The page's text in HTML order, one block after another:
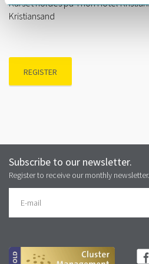
Kurset holdes på Thon Hotel
Kristiansand
REGISTER
Subscribe to our newsletter.
Register to receive our monthly newsletter.